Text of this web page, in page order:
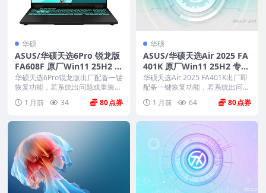
华硕
ASUS/华硕天选6Pro 锐龙版
FA608F 原厂Win11 25H2 专
业版系统 工厂文件 带ASUS
Recovery恢复
华硕天选6Pro锐龙版出厂配备一键
恢复功能，若系统出问题或重装、
1 月前 34 80
华硕
ASUS/华硕天选Air 2025 FA
401K 原厂Win11 25H2 专业
版系统 工厂文件 带ASUS Re
covery恢复
华硕天选Air 2025 FA401K出厂即
配备一键恢复功能，若系统出问题
1 月前 64 80